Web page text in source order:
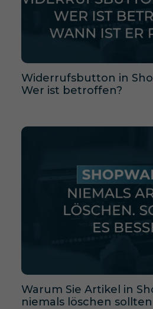
Widerrufsbutton in
Wer ist betroffen?
Warum Sie Artikel in
niemals löschen sollten